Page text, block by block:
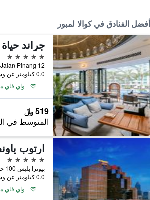
أفضل الفنادق في كوالا لمبور
جراند حياة
5 نجوم
12 Jalan Pinang, كوالا لمبور, ماليزيا
0.0 كيلومتر عن وسط المدينة
واي فاي
519 ﷼
المتوسط في
ارتوب
5 نجوم
بيوترا بليس 100 جالان بيوترا, كوالا لمبور, ماليزيا
0.0 كيلومتر عن وسط المدينة
واي فاي